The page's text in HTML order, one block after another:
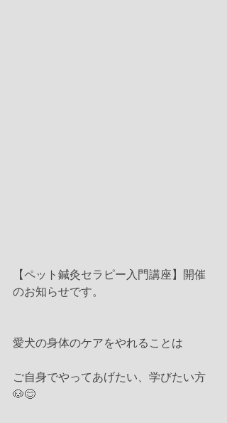
【ペット鍼灸セラピー入門講座】開催
のお知らせです。
愛犬の身体のケアをやれることは
ご自身でやってあげたい、学びたい方
🐶😊